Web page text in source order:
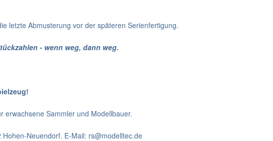
letzte Abmusterung vor der späteren Serienfertigung.
- wenn weg, dann weg.
erwachsene Sammler und Modellbauer.
Neuendorf. E-Mail: rs@modelltec.de